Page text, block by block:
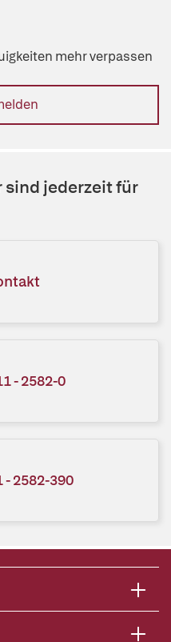
mehr verpassen
sind jederzeit für
- 2582-0
- 2582-390